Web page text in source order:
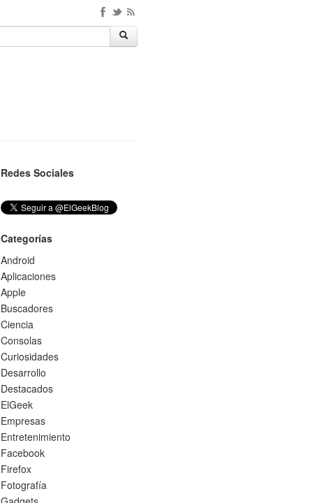
Redes Sociales
Categorías
Android
Aplicaciones
Apple
Buscadores
Ciencia
Consolas
Curiosidades
Desarrollo
Destacados
ElGeek
Empresas
Entretenimiento
Facebook
Firefox
Fotografía